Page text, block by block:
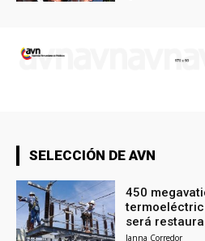
SELECCIÓN DE AVN
450
será
Janna Corredor